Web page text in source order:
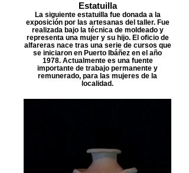
Estatuilla
La siguiente estatuilla fue donada a la
exposición por las artesanas del taller. Fue
realizada bajo la técnica de moldeado y
representa una mujer y su hijo. El oficio de
alfareras nace tras una serie de cursos que
se iniciaron en Puerto Ibáñez en el año
1978. Actualmente es una fuente
importante de trabajo permanente y
remunerado, para las mujeres de la
localidad.